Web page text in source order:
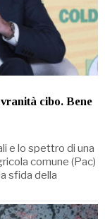
cibo. Bene
e lo spettro di una
comune (Pac)
sfida della